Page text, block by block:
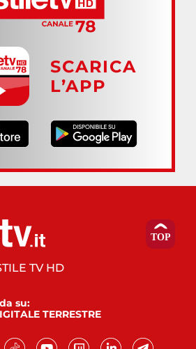
SCARICA
L’APP
TV HD
su:
TERRESTRE